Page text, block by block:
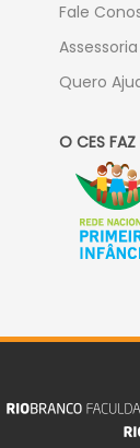
Fale
Quero
O CES FAZ